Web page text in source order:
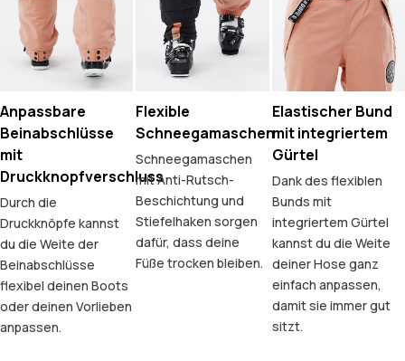
Anpassbare
Beinabschlüsse
mit
Druckknopfverschluss
Durch die
Druckknöpfe kannst
du die Weite der
Beinabschlüsse
flexibel deinen Boots
oder deinen Vorlieben
anpassen.
Flexible
Schneegamaschen
Schneegamaschen
mit Anti-Rutsch-
Beschichtung und
Stiefelhaken sorgen
dafür, dass deine
Füße trocken bleiben.
Elastischer Bund
mit integriertem
Gürtel
Dank des flexiblen
Bunds mit
integriertem Gürtel
kannst du die Weite
deiner Hose ganz
einfach anpassen,
damit sie immer gut
sitzt.